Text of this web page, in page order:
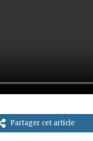
Partager cet article